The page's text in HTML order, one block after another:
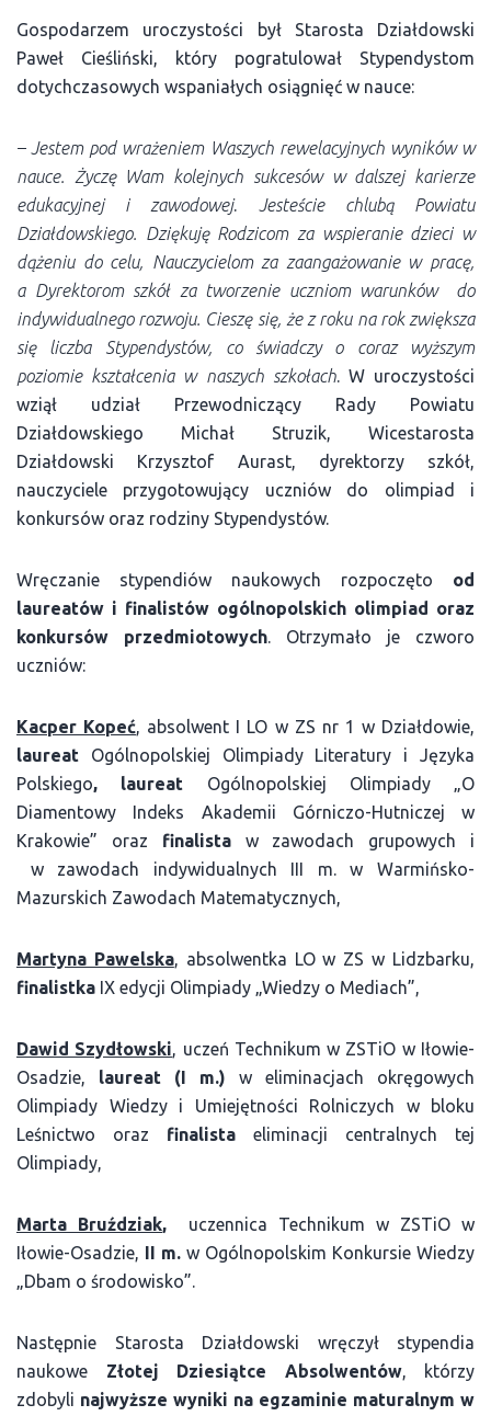
Gospodarzem uroczystości był Starosta Działdowski
Paweł Cieśliński, który pogratulował Stypendystom
dotychczasowych wspaniałych osiągnięć w nauce:
– Jestem pod wrażeniem Waszych rewelacyjnych wyników w
nauce. Życzę Wam kolejnych sukcesów w dalszej karierze
edukacyjnej i zawodowej. Jesteście chlubą Powiatu
Działdowskiego. Dziękuję Rodzicom za wspieranie dzieci w
dążeniu do celu, Nauczycielom za zaangażowanie w pracę,
a Dyrektorom szkół za tworzenie uczniom warunków do
indywidualnego rozwoju. Cieszę się, że z roku na rok zwiększa
się liczba Stypendystów, co świadczy o coraz wyższym
poziomie kształcenia w naszych szkołach. W uroczystości
wziął udział Przewodniczący Rady Powiatu
Działdowskiego Michał Struzik, Wicestarosta
Działdowski Krzysztof Aurast, dyrektorzy szkół,
nauczyciele przygotowujący uczniów do olimpiad i
konkursów oraz rodziny Stypendystów.
Wręczanie stypendiów naukowych rozpoczęto od
laureatów i finalistów ogólnopolskich olimpiad oraz
konkursów przedmiotowych. Otrzymało je czworo
uczniów:
Kacper Kopeć, absolwent I LO w ZS nr 1 w Działdowie,
laureat Ogólnopolskiej Olimpiady Literatury i Języka
Polskiego, laureat Ogólnopolskiej Olimpiady „O
Diamentowy Indeks Akademii Górniczo-Hutniczej w
Krakowie” oraz finalista w zawodach grupowych i
w zawodach indywidualnych III m. w Warmińsko-
Mazurskich Zawodach Matematycznych,
Martyna Pawelska, absolwentka LO w ZS w Lidzbarku,
finalistka IX edycji Olimpiady „Wiedzy o Mediach”,
Dawid Szydłowski, uczeń Technikum w ZSTiO w Iłowie-
Osadzie, laureat (I m.) w eliminacjach okręgowych
Olimpiady Wiedzy i Umiejętności Rolniczych w bloku
Leśnictwo oraz finalista eliminacji centralnych tej
Olimpiady,
Marta Bruździak, uczennica Technikum w ZSTiO w
Iłowie-Osadzie, II m. w Ogólnopolskim Konkursie Wiedzy
„Dbam o środowisko”.
Następnie Starosta Działdowski wręczył stypendia
naukowe Złotej Dziesiątce Absolwentów, którzy
zdobyli najwyższe wyniki na egzaminie maturalnym w